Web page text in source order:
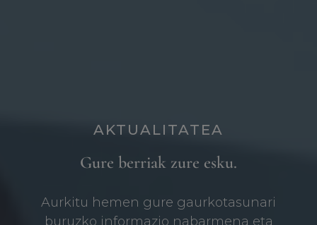
AKTUALITATEA
Gure berriak zure esku.
Aurkitu hemen gure gaurkotasunari
buruzko informazio nabarmena eta